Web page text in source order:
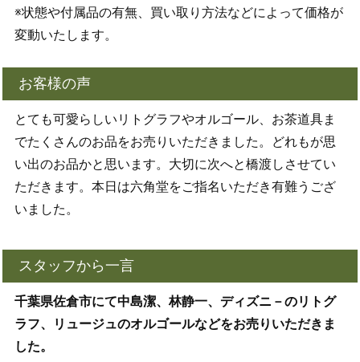
※状態や付属品の有無、買い取り方法などによって価格が
変動いたします。
お客様の声
とても可愛らしいリトグラフやオルゴール、お茶道具ま
でたくさんのお品をお売りいただきました。どれもが思
い出のお品かと思います。大切に次へと橋渡しさせてい
ただきます。本日は六角堂をご指名いただき有難うござ
いました。
スタッフから一言
千葉県佐倉市にて中島潔、林静一、ディズニ－のリトグ
ラフ、リュージュのオルゴールなどをお売りいただきま
した。